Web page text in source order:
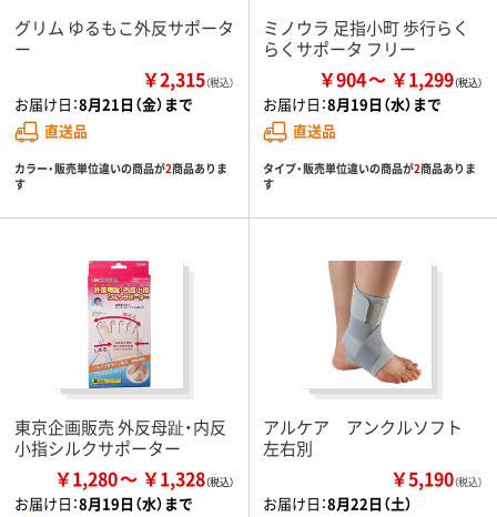
グリム ゆるもこ外反サポータ
ー
￥2,315（税込）
お届け日：8月21日（金）まで
直送品
カラー・販売単位違いの商品が2商品ありま
す
ミノウラ 足指小町 歩行らく
らくサポータ フリー
￥904 ￥1,299
お届け日：8月19日（水）まで
直送品
タイプ・販売単位違いの商品が2商品ありま
す
東京企画販売 外反母趾・内反
小指シルクサポーター
￥1,280 ￥1,328
お届け日：8月19日（水）まで
アルケア アンクルソフト
左右別
￥5,190（税込）
お届け日：8月22日（土）